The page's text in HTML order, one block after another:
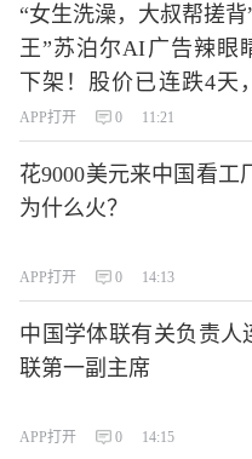
“女生洗澡，大叔帮搓背
王”苏泊尔AI广告辣眼
下架！股价已连跌4天
费用达24亿元
APP打开 0 11:21
花9000美元来中国看工
为什么火？
APP打开 0 14:13
中国学体联有关负责人
联第一副主席
APP打开 0 14:15